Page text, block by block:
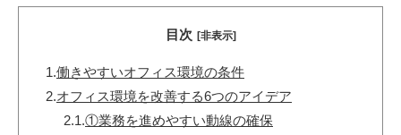
目次 [非表示]
1.働きやすいオフィス環境の条件
2.オフィス環境を改善する6つのアイデア
2.1.①業務を進めやすい動線の確保